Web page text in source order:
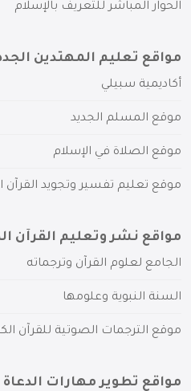
الحوار المباشر للتعريف بالإسلام
مواقع تعليم المهتدين
أكاديمية سبيلي
موقع المسلم الجديد
موقع الصلاة في الإسلام
موقع تعليم تفسير وتجويد القرآن
مواقع نشر وتعليم القرآن
الجامع لعلوم القرآن وترجماته
السنة النبوية وعلومها
موقع الترجمات الصوتية للقرآن
مواقع تطوير مهارات الدعاة